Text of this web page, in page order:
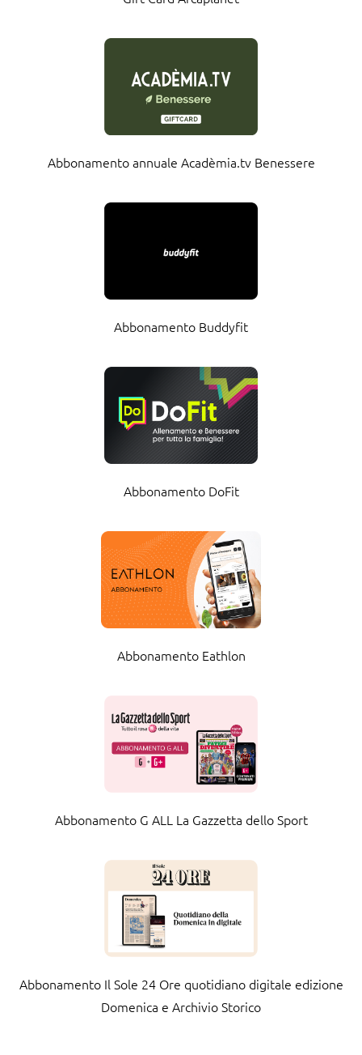
Abbonamento annuale Acadèmia.tv Benessere
Abbonamento Buddyfit
Abbonamento DoFit
Abbonamento Eathlon
Abbonamento G ALL La Gazzetta dello Sport
Abbonamento Il Sole 24 Ore quotidiano digitale edizione
Domenica e Archivio Storico